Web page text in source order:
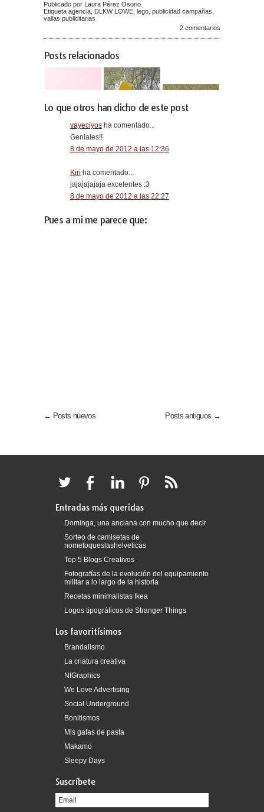
Publicado por Laura Pérez Osorio
Etiqueta agencia DLKW LOWE lego publicidad campañas
vallas publicitarias
2 comentarios
Posts relacionados
Lo que otros han dicho de este post
vayeciyos ha comentado...
Geniales!!
8 de mayo de 2012 a las 12:36
Kiri ha comentado...
jajajajajaja excelentes :3
8 de mayo de 2012 a las 22:27
Pues a mi me parece que:
← Posts nuevos Posts antiguos →
Entradas más queridas
Dominga, una anciana con mucho que decir
Sorteo de camisetas de
nometoqueslashelveticas
Top 5 Blogs Creativos
Fotografías de la evolución del equipamiento
militar a lo largo de la historia
Recetas minimalistas Ikea
Logos tipográficos de Stranger Things
Los favoritísimos
Brandalismo
La criatura creativa
NfGraphics
We Love Advertising
Social Underground
Bonitismos
Mis gafas de pasta
Makamo
Sleepy Days
Suscríbete